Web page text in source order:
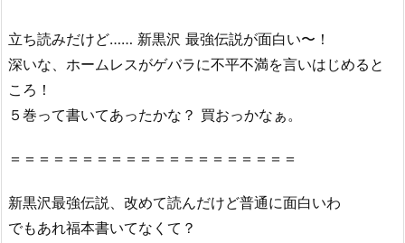
立ち読みだけど…… 新黒沢 最強伝説が面白い〜！
深いな、ホームレスがゲバラに不平不満を言いはじめると
ころ！
５巻って書いてあったかな？ 買おっかなぁ。
＝＝＝＝＝＝＝＝＝＝＝＝＝＝＝＝＝＝＝＝
新黒沢最強伝説、改めて読んだけど普通に面白いわ
でもあれ福本書いてなくて？